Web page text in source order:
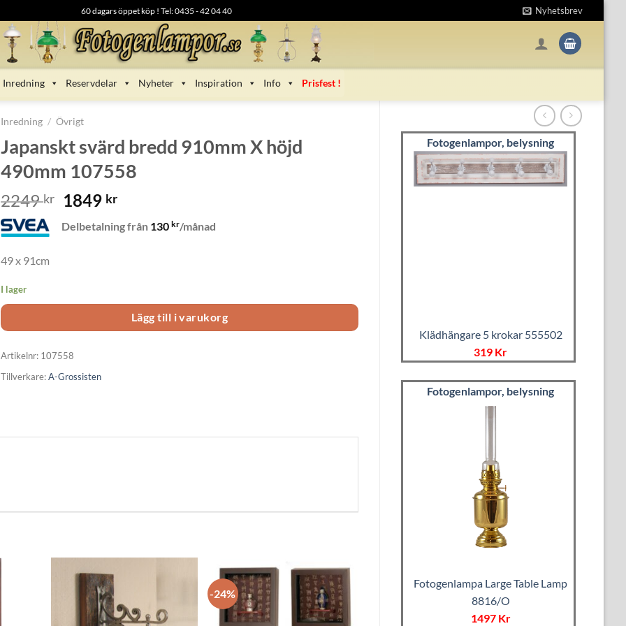
60 dagars öppet köp ! Tel: 0435 - 42 04 40 Nyhetsbrev
Inredning Reservdelar Nyheter Inspiration Info Prisfest !
Fotogenlampor, belysning
Klädhängare 5 krokar 555502
319 Kr
Fotogenlampor, belysning
Fotogenlampa Large Table Lamp
8816/O
1497 Kr
Inredning / Övrigt
Japanskt svärd bredd 910mm X höjd
490mm 107558
2249kr
Det
priset
1849 krDet
nuvarande
priset
Delbetalning från 130kr/månad
49 x 91cm
I lager
Lägg till i varukorg
Artikelnr: 107558
Tillverkare:A-Grossisten
-24%